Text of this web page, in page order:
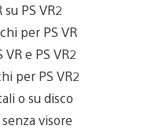
PS VR2
per PS VR
e PS VR2
per PS VR2
o su disco
visore